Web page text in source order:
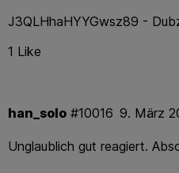
J3QLHhaHYYGwsz89 -
1 Like
han_solo 9. März
#10016
Unglaublich gut reagiert.